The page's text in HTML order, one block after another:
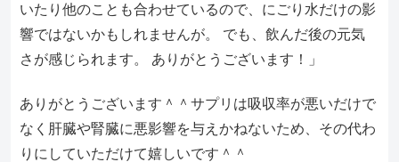
いたり他のことも合わせているので、にごり水だけの影
響ではないかもしれませんが。 でも、飲んだ後の元気
さが感じられます。 ありがとうございます！」
ありがとうございます＾＾サプリは吸収率が悪いだけで
なく肝臓や腎臓に悪影響を与えかねないため、その代わ
りにしていただけて嬉しいです＾＾